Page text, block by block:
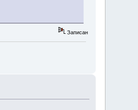
Записан